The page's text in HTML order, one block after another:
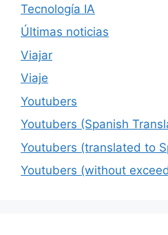
Tecnología IA
Últimas noticias
Viajar
Viaje
Youtubers
Youtubers (Spanish
Youtubers (translated to
Youtubers (without